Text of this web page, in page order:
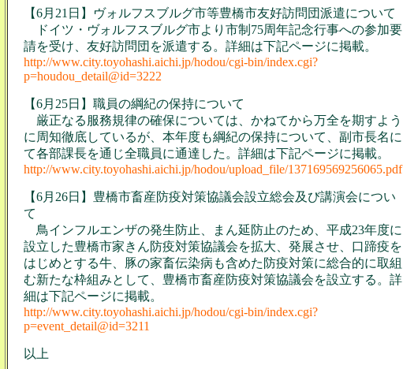
【6月21日】ヴォルフスブルグ市等豊橋市友好訪問団派遣について
ドイツ・ヴォルフスブルグ市より市制75周年記念行事への参加要
請を受け、友好訪問団を派遣する。詳細は下記ページに掲載。
http://www.city.toyohashi.aichi.jp/hodou/cgi-bin/index.cgi?
p=houdou_detail@id=3222
【6月25日】職員の綱紀の保持について
厳正なる服務規律の確保については、かねてから万全を期すよう
に周知徹底しているが、本年度も綱紀の保持について、副市長名に
て各部課長を通じ全職員に通達した。詳細は下記ページに掲載。
http://www.city.toyohashi.aichi.jp/hodou/upload_file/137169569256065.pdf
【6月26日】豊橋市畜産防疫対策協議会設立総会及び講演会につい
て
鳥インフルエンザの発生防止、まん延防止のため、平成23年度に
設立した豊橋市家きん防疫対策協議会を拡大、発展させ、口蹄疫を
はじめとする牛、豚の家畜伝染病も含めた防疫対策に総合的に取組
む新たな枠組みとして、豊橋市畜産防疫対策協議会を設立する。詳
細は下記ページに掲載。
http://www.city.toyohashi.aichi.jp/hodou/cgi-bin/index.cgi?
p=event_detail@id=3211
以上